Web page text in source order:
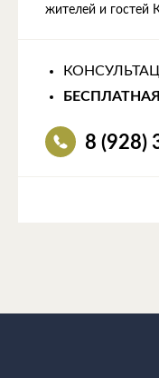
жителей и гостей
БЕСПЛАТНАЯ
8 (928)